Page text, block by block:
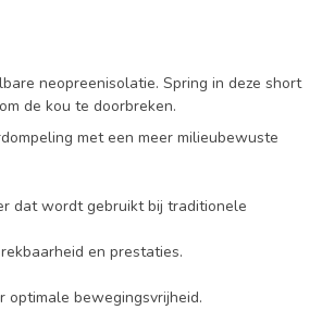
neopreenisolatie. Spring in deze short
de kou te doorbreken.
met een meer milieubewuste
dat wordt gebruikt bij traditionele
en prestaties.
bewegingsvrijheid.